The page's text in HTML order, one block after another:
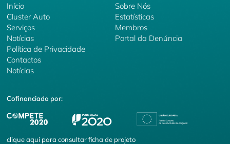
Início
Cluster Auto
Serviços
Sobre Nós
Estatísticas
Membros
Notícias
Política de Privacidade
Portal da Denúncia
Contactos
Notícias
Cofinanciado por:
cliqueaqui para consultar ficha de projeto